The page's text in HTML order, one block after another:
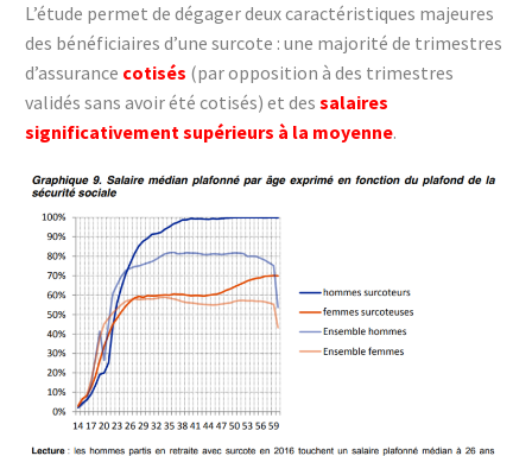
L’étude permet de dégager deux caractéristiques majeures
des bénéficiaires d’une surcote : une majorité de trimestres
d’assurance cotisés (par opposition à des trimestres
validés sans avoir été cotisés) et des salaires
significativement supérieurs à la moyenne.